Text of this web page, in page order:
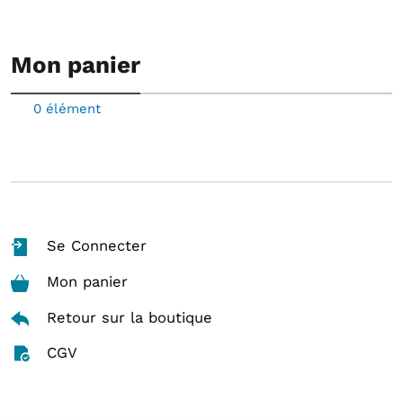
Mon panier
0 élément
Se Connecter
Mon panier
Retour sur la boutique
CGV